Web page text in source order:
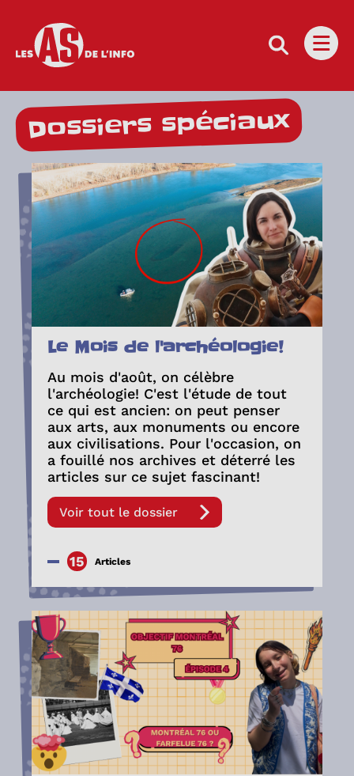
Les as de l'info
Dossiers spéciaux
Le Mois de l'archéologie!
Au mois d'août, on célèbre
l'archéologie! C'est l'étude de tout
ce qui est ancien: on peut penser
aux arts, aux monuments ou encore
aux civilisations. Pour l'occasion, on
a fouillé nos archives et déterré les
articles sur ce sujet fascinant!
Voir tout le dossier
15 Articles